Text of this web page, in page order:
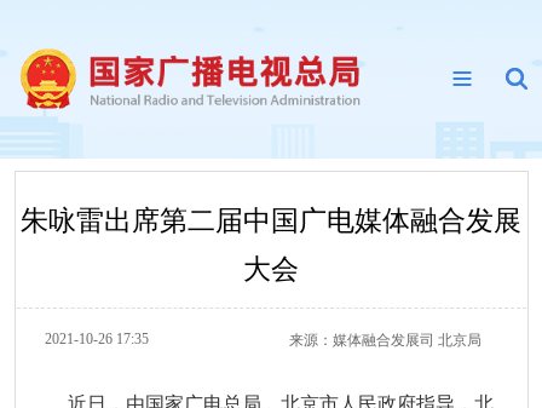
朱咏雷出席第二届中国广电媒体融合发展
大会
2021-10-26 17:35 来源： 媒体融合发展司 北京局
近日，由国家广电总局、北京市人民政府指导，北